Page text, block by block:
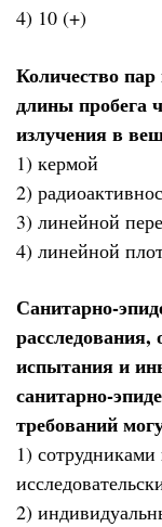
4) 10 (+)
Количество
длины пробега
излучения в
1) кермой
2)
3) линейной
4) линейной
Санитарно-
расследования,
испытания и
санитарно-
требований
1)
2)